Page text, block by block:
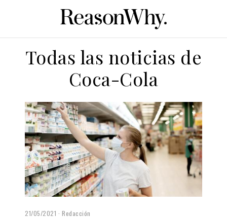
Todas las noticias de
Coca-Cola
21/05/2021 Redacción